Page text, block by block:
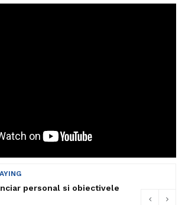
personal si obiectivele